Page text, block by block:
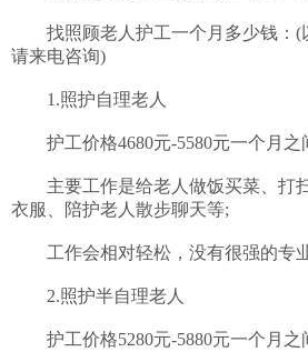
找照顾老人护工一个月多少钱：(
请来电咨询)
1.照护自理老人
护工价格4680元-5580元一个月之
主要工作是给老人做饭买菜、打
衣服、陪护老人散步聊天等;
工作会相对轻松，没有很强的专业
2.照护半自理老人
护工价格5280元-5880元一个月之